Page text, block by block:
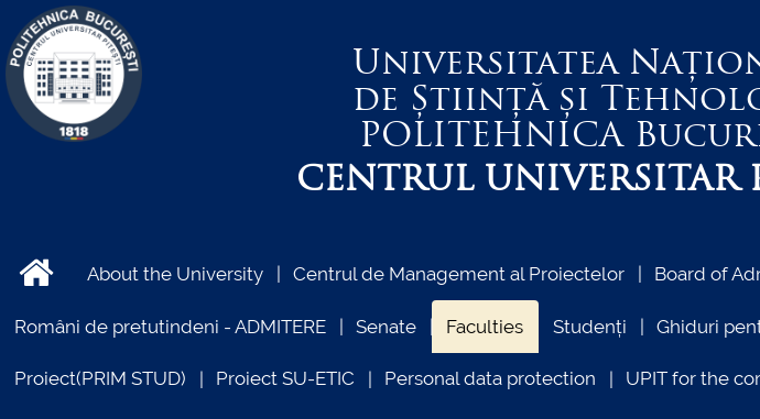
Universitatea
de Știință și
POLITEHNICA
CENTRUL UNIVERSITAR
About the University Centrul de Management al Proiectelor Board of
Români de pretutindeni - ADMITERE Senate Faculties Studenți Ghiduri
Proiect(PRIM STUD) Proiect SU-ETIC Personal data protection UPIT for the